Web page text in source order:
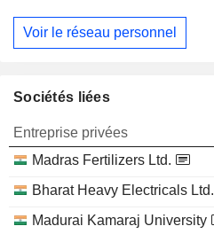
Voir le réseau personnel
Sociétés liées
Entreprise privées
Madras Fertilizers Ltd.
Bharat Heavy Electricals Ltd.
Madurai Kamaraj University